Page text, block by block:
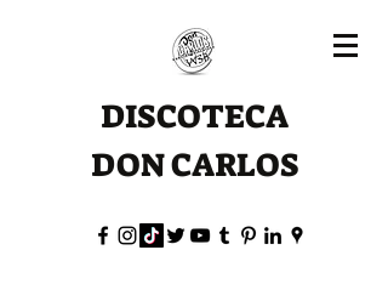
DISCOTECA
DON CARLOS